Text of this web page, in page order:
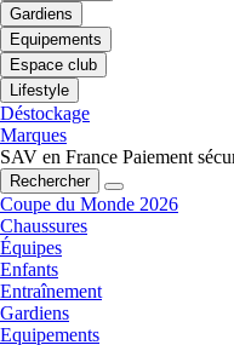
Gardiens
Equipements
Espace club
Lifestyle
Déstockage
Marques
SAV en France Paiement
Rechercher
Coupe du Monde 2026
Chaussures
Équipes
Enfants
Entraînement
Gardiens
Equipements